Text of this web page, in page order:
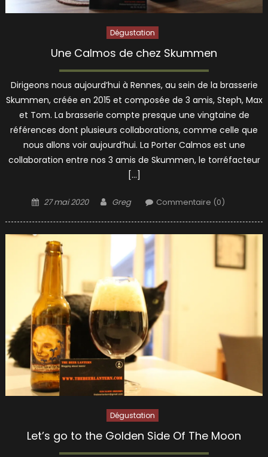
Dégustation
Une Calmos de chez Skummen
Dirigeons nous aujourd’hui à Rennes, au sein de la brasserie
Skummen, créée en 2015 et composée de 3 amis, Steph, Max
et Tom. La brasserie compte presque une vingtaine de
références dont plusieurs collaborations, comme celle que
nous allons voir aujourd’hui. La Porter Calmos est une
collaboration entre nos 3 amis de Skummen, le torréfacteur
[…]
Posted
27 mai 2020 Author
Greg Commentaire (0)
Dégustation
Let’s go to the Golden Side Of The Moon